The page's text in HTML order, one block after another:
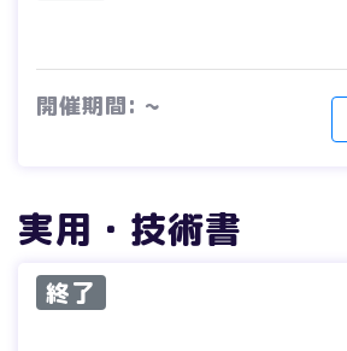
開催期間: ~
実用・技術書
終了